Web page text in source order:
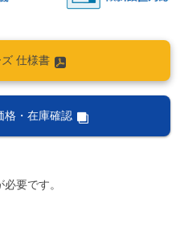
仕様書
格・在庫確認
要です。